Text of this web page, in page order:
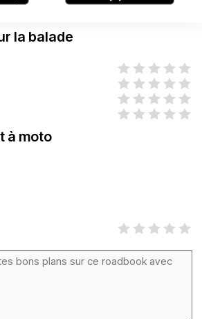
la balade
à moto